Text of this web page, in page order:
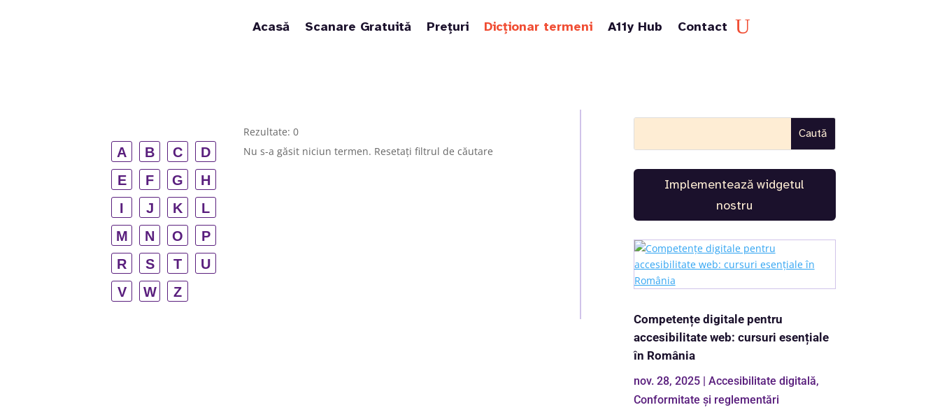
Acasă Scanare Gratuită Prețuri Dicționar termeni A11y Hub Contact
A B C
D
E
F G
H
I
J K
L
M
N O
P
R
S T
U
V
W Z
Rezultate: 0
Nu s-a găsit niciun termen. Resetați filtrul de căutare
Implementează widgetul
nostru
Competențe digitale pentru
accesibilitate web: cursuri esențiale
în România
nov. 28, 2025| Accesibilitate digitală,
Conformitate și reglementări